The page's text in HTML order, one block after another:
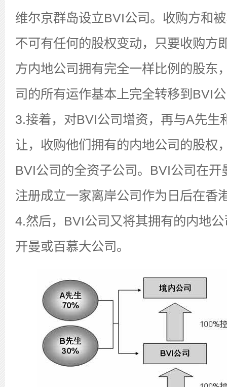
维尔京群岛设立BVI公司。收购方和
不可有任何的股权变动，只要收购方
方内地公司拥有完全一样比例的股东
司的所有运作基本上完全转移到BVI
3.接着，对BVI公司增资，再与A先生
让，收购他们拥有的内地公司的股权
BVI公司的全资子公司。BVI公司在开
注册成立一家离岸公司作为日后在香
4.然后，BVI公司又将其拥有的内地
开曼或百慕大公司。